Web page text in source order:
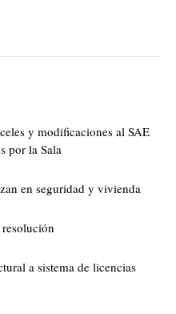
y modificaciones al SAE
por la Sala
en seguridad y vivienda
a sistema de licencias